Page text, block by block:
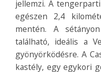
jellemzi. A
egészen 2,4
mentén. A
található, ideális a
gyönyörködésre. A
kastély, egy egykori